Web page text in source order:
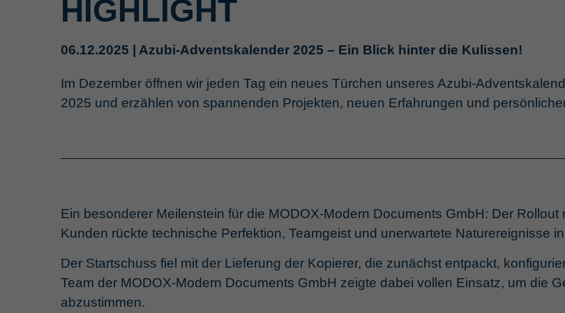
HIGHLIGHT
06.12.2025 | Azubi-Adventskalender 2025 – Ein Blick hinter die Kulissen!
Im Dezember öffnen wir jeden Tag ein neues Türchen unseres Azubi-
2025 und erzählen von spannenden Projekten, neuen Erfahrungen und
Ein besonderer Meilenstein für die MODOX-Modern Documents GmbH: Der
Kunden rückte technische Perfektion, Teamgeist und unerwartete Naturereignisse
Der Startschuss fiel mit der Lieferung der Kopierer, die zunächst entpackt,
Team der MODOX-Modern Documents GmbH zeigte dabei vollen Einsatz, um die
abzustimmen.